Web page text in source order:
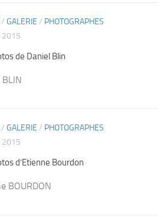
/ GALERIE / PHOTOGRAPHES
2015
de Daniel Blin
BLIN
/ GALERIE / PHOTOGRAPHES
2015
d’Etienne Bourdon
BOURDON